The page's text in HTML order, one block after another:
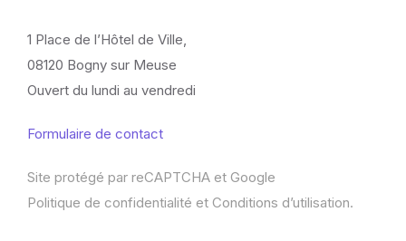
1 Place de l’Hôtel de Ville,
08120 Bogny sur Meuse
Ouvert du lundi au vendredi
Formulaire de contact
Site protégé par reCAPTCHA et Google
Politique de confidentialité et Conditions d’utilisation.